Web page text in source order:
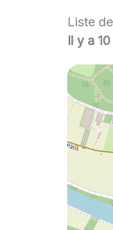
Liste
Il y a